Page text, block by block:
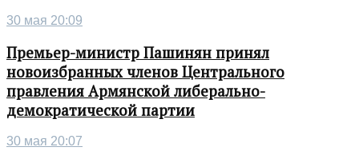
30 мая 20:09
Премьер-министр Пашинян принял
новоизбранных членов Центрального
правления Армянской либерально-
демократической партии
30 мая 20:07